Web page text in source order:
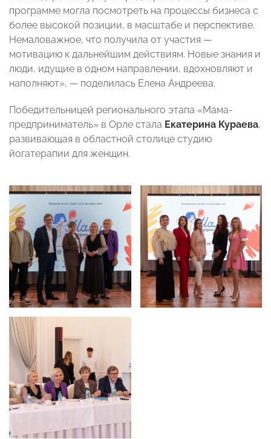
программе могла посмотреть на процессы бизнеса с
более высокой позиции, в масштабе и перспективе.
Немаловажное, что получила от участия —
мотивацию к дальнейшим действиям. Новые знания и
люди, идущие в одном направлении, вдохновляют и
наполняют», — поделилась Елена Андреева.
Победительницей регионального этапа «Мама-
предприниматель» в Орле стала Екатерина Кураева,
развивающая в областной столице студию
йогатерапии для женщин.